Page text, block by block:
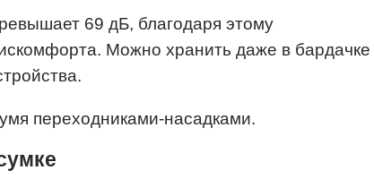
69 дБ, благодаря этому
Можно хранить даже в бардачке
переходниками-насадками.